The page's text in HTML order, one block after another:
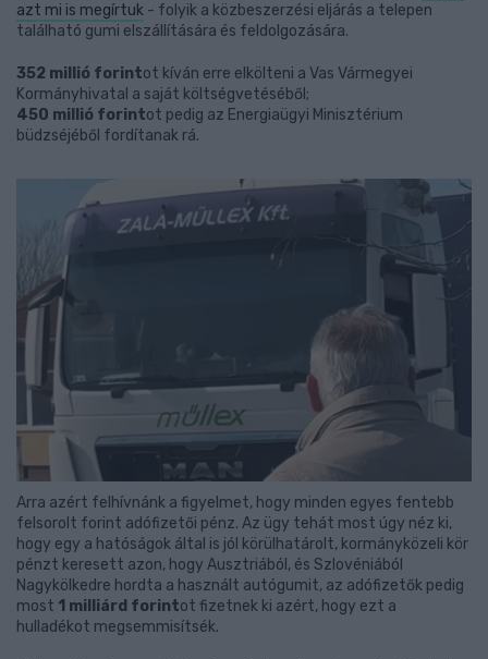
azt mi is megírtuk - folyik a közbeszerzési eljárás a telepen
található gumi elszállítására és feldolgozására.
352 millió forintot kíván erre elkölteni a Vas Vármegyei
Kormányhivatal a saját költségvetéséből;
450 millió forintot pedig az Energiaügyi Minisztérium
büdzséjéből fordítanak rá.
Arra azért felhívnánk a figyelmet, hogy minden egyes fentebb
felsorolt forint adófizetői pénz. Az ügy tehát most úgy néz ki,
hogy egy a hatóságok által is jól körülhatárolt, kormányközeli kör
pénzt keresett azon, hogy Ausztriából, és Szlovéniából
Nagykölkedre hordta a használt autógumit, az adófizetők pedig
most 1 milliárd forintot fizetnek ki azért, hogy ezt a
hulladékot megsemmisítsék.